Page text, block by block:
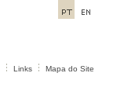
Links Mapa do Site